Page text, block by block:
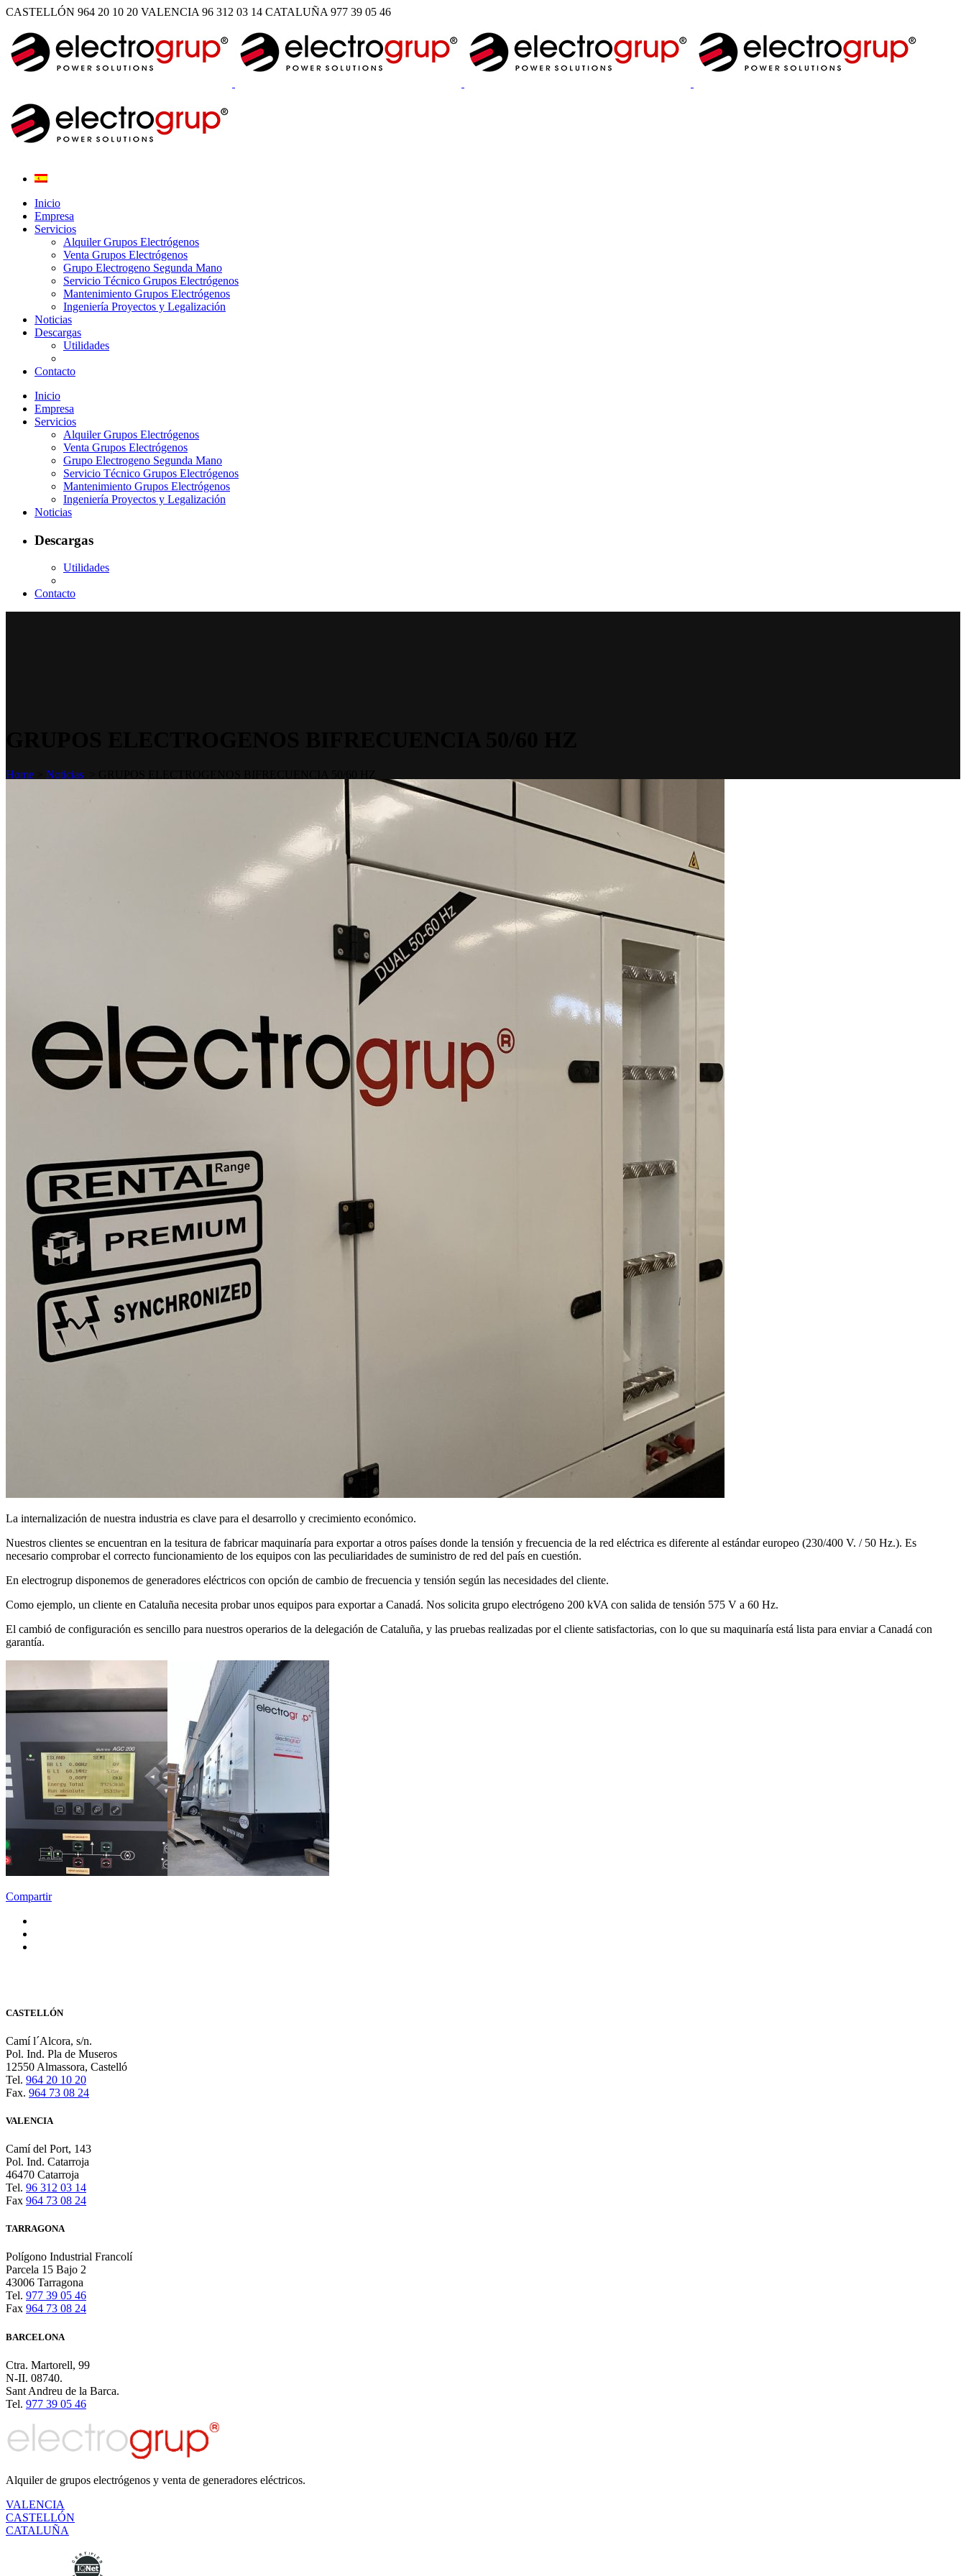
CASTELLÓN 964 20 10 20 VALENCIA 96 312 03 14 CATALUÑA 977 39 05 46
Inicio
Empresa
Servicios
Alquiler Grupos Electrógenos
Venta Grupos Electrógenos
Grupo Electrogeno Segunda Mano
Servicio Técnico Grupos Electrógenos
Mantenimiento Grupos Electrógenos
Ingeniería Proyectos y Legalización
Noticias
Descargas
Utilidades
Contacto
Inicio
Empresa
Servicios
Alquiler Grupos Electrógenos
Venta Grupos Electrógenos
Grupo Electrogeno Segunda Mano
Servicio Técnico Grupos Electrógenos
Mantenimiento Grupos Electrógenos
Ingeniería Proyectos y Legalización
Noticias
Descargas
Utilidades
Contacto
Home Noticias
La internalización de nuestra industria es clave para el desarrollo y crecimiento económico.
Nuestros clientes se encuentran en la tesitura de fabricar maquinaría para exportar a otros países donde la tensión y frecuencia de la red eléctrica es diferente al estándar europeo (230/400 V. / 50 Hz.). Es
necesario comprobar el correcto funcionamiento de los equipos con las peculiaridades de suministro de red del país en cuestión.
En electrogrup disponemos de generadores eléctricos con opción de cambio de frecuencia y tensión según las necesidades del cliente.
Como ejemplo, un cliente en Cataluña necesita probar unos equipos para exportar a Canadá. Nos solicita grupo electrógeno 200 kVA con salida de tensión 575 V a 60 Hz.
El cambió de configuración es sencillo para nuestros operarios de la delegación de Cataluña, y las pruebas realizadas por el cliente satisfactorias, con lo que su maquinaría está lista para enviar a Canadá con
garantía.
Compartir
CASTELLÓN
Camí l´Alcora, s/n.
Pol. Ind. Pla de Museros
12550 Almassora, Castelló
Tel. 964 20 10 20
Fax. 964 73 08 24
VALENCIA
Camí del Port, 143
Pol. Ind. Catarroja
46470 Catarroja
Tel. 96 312 03 14
Fax 964 73 08 24
TARRAGONA
Polígono Industrial Francolí
Parcela 15 Bajo 2
43006 Tarragona
Tel. 977 39 05 46
Fax 964 73 08 24
BARCELONA
Ctra. Martorell, 99
N-II. 08740.
Sant Andreu de la Barca.
Tel. 977 39 05 46
Alquiler de grupos electrógenos y venta de generadores eléctricos.
VALENCIA
CASTELLÓN
CATALUÑA